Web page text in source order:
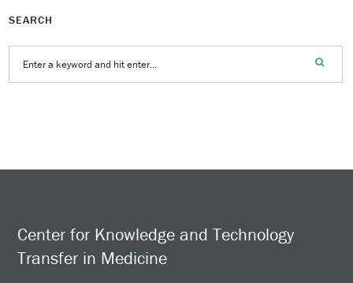
SEARCH
Center for Knowledge and Technology
Transfer in Medicine